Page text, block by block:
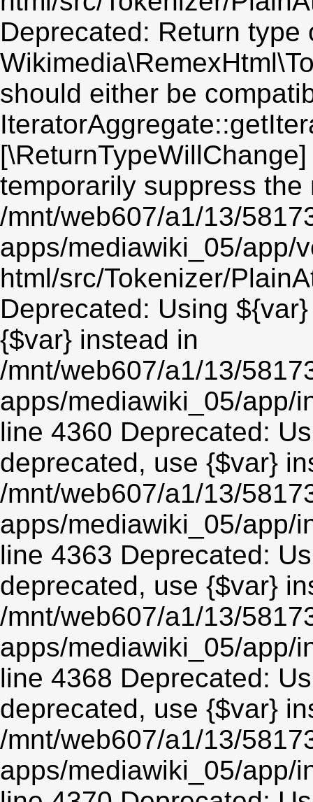
Deprecated: Return type
should either be
temporarily suppress the
/mnt/web607/a1/13/
apps/mediawiki_05/app/
html/src/Tokenizer/
Deprecated: Using
{$var} instead in
/mnt/web607/a1/13/
apps/mediawiki_05/app/
line 4360 Deprecated:
deprecated, use {$var}
/mnt/web607/a1/13/
apps/mediawiki_05/app/
line 4363 Deprecated:
deprecated, use {$var}
/mnt/web607/a1/13/
apps/mediawiki_05/app/
line 4368 Deprecated:
deprecated, use {$var}
/mnt/web607/a1/13/
apps/mediawiki_05/app/